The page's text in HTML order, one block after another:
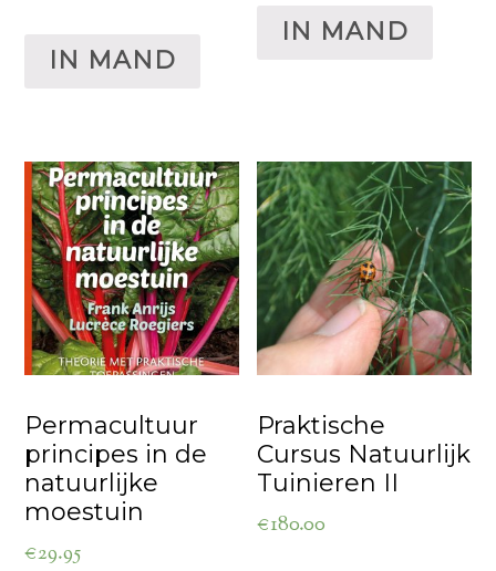
IN MAND
IN MAND
Permacultuur
principes in de
natuurlijke
moestuin
€29.95
Praktische
Cursus Natuurlijk
Tuinieren II
€180.00